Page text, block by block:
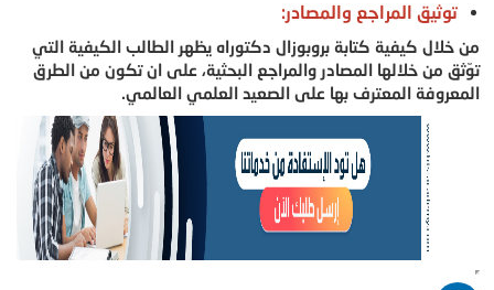
توثيق المراجع والمصادر:
من خلال كيفية كتابة بروبوزال دكتوراه يظهر الطالب الكيفية التي
توّثق من خلالها المصادر والمراجع البحثية، على ان تكون من الطرق
المعروفة المعترف بها على الصعيد العلمي العالمي.